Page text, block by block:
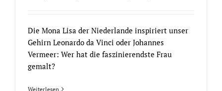
Die Mona Lisa der Niederlande inspiriert unser
Gehirn Leonardo da Vinci oder Johannes
Vermeer: Wer hat die faszinierendste Frau
gemalt?
Weiterlesen